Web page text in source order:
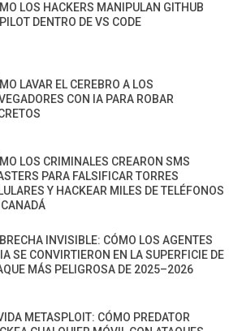
LOS HACKERS MANIPULAN GITHUB
DENTRO DE VS CODE
LAVAR EL CEREBRO A LOS
CON IA PARA ROBAR
LOS CRIMINALES CREARON SMS
PARA FALSIFICAR TORRES
Y HACKEAR MILES DE TELÉFONOS
CANADÁ
INVISIBLE: CÓMO LOS AGENTES
IA SE CONVIRTIERON EN LA SUPERFICIE DE
MÁS PELIGROSA DE 2025–2026
METASPLOIT: CÓMO PREDATOR